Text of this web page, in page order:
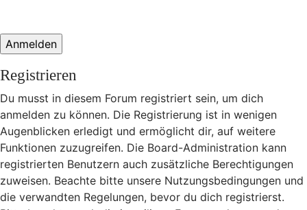
Registrieren
Du musst in diesem Forum registriert sein, um dich
anmelden zu können. Die Registrierung ist in wenigen
Augenblicken erledigt und ermöglicht dir, auf weitere
Funktionen zuzugreifen. Die Board-Administration kann
registrierten Benutzern auch zusätzliche Berechtigungen
zuweisen. Beachte bitte unsere Nutzungsbedingungen und
die verwandten Regelungen, bevor du dich registrierst.